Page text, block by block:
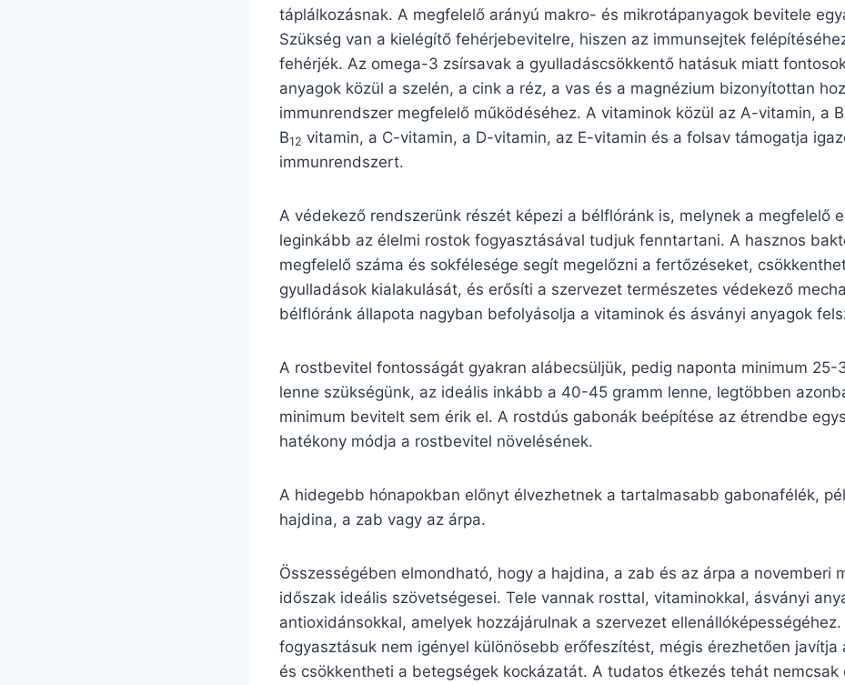
táplálkozásnak. A megfelelő arányú makro- és mikrotápanyagok bevitele
Szükség van a kielégítő fehérjebevitelre, hiszen az immunsejtek
fehérjék. Az omega-3 zsírsavak a gyulladáscsökkentő hatásuk miatt
anyagok közül a szelén, a cink a réz, a vas és a magnézium bizonyítottan
immunrendszer megfelelő működéséhez. A vitaminok közül az A-vitamin, a B
B12 vitamin, a C-vitamin, a D-vitamin, az E-vitamin és a folsav támogatja
immunrendszert.
A védekező rendszerünk részét képezi a bélflóránk is, melynek a megfelelő
leginkább az élelmi rostok fogyasztásával tudjuk fenntartani. A hasznos
megfelelő száma és sokfélesége segít megelőzni a fertőzéseket,
gyulladások kialakulását, és erősíti a szervezet természetes védekező
bélflóránk állapota nagyban befolyásolja a vitaminok és ásványi anyagok
A rostbevitel fontosságát gyakran alábecsüljük, pedig naponta minimum 25-
lenne szükségünk, az ideális inkább a 40-45 gramm lenne, legtöbben
minimum bevitelt sem érik el. A rostdús gabonák beépítése az étrendbe
hatékony módja a rostbevitel növelésének.
A hidegebb hónapokban előnyt élvezhetnek a tartalmasabb gabonafélék,
hajdina, a zab vagy az árpa.
Összességében elmondható, hogy a hajdina, a zab és az árpa a novemberi
időszak ideális szövetségesei. Tele vannak rosttal, vitaminokkal, ásványi
antioxidánsokkal, amelyek hozzájárulnak a szervezet
fogyasztásuk nem igényel különösebb erőfeszítést, mégis érezhetően javítja
és csökkentheti a betegségek kockázatát. A tudatos étkezés tehát nemcsak